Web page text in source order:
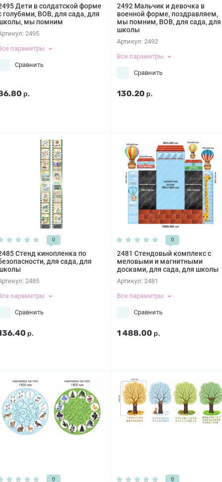
Дети в солдатской форме
голубями, ВОВ, для сада, для
мы помним
2495
параметры
Сравнить
р.
2492 Мальчик и девочка в
военной форме, поздравляем,
мы помним, ВОВ, для сада, для
школы
Артикул: 2492
Все параметры
Сравнить
130.20 р.
0
Стенд кинопленка по
для сада, для
2485
параметры
Сравнить
р.
0
2481 Стендовый комплекс с
меловыми и магнитными
досками, для сада, для школы
Артикул: 2481
Все параметры
Сравнить
1 488.00 р.
0 0